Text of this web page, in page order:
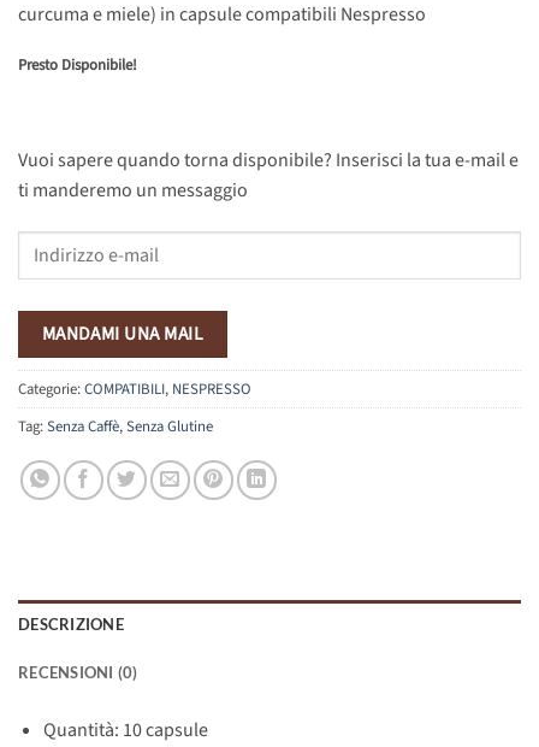
curcuma e miele) in capsule compatibili Nespresso
Presto Disponibile!
Vuoi sapere quando torna disponibile? Inserisci la tua e-mail e
ti manderemo un messaggio
Vuoi
torna
disponibile?
Inserisci
la
tua
e-
mail
un
messaggio
MANDAMI UNA MAIL
Categorie:COMPATIBILI, NESPRESSO
Tag:Senza Caffè,Senza Glutine
DESCRIZIONE
RECENSIONI (0)
Quantità: 10 capsule